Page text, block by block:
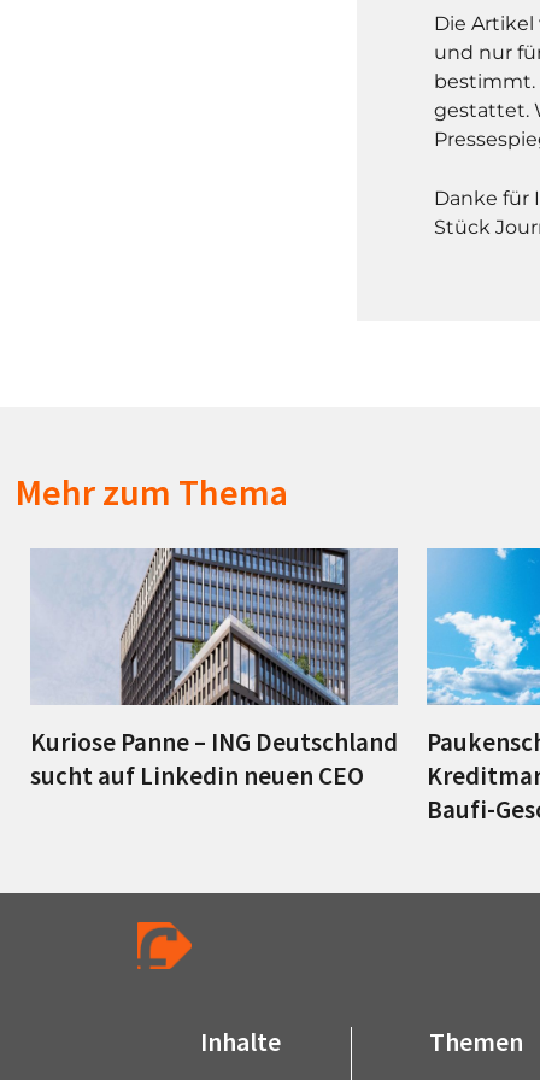
Die
und nur
bestimmt.
gestattet.
Danke für
Stück
Mehr zum Thema
Kuriose Panne – ING Deutschland
sucht auf Linkedin neuen CEO
Baufi-
Inhalte Themen